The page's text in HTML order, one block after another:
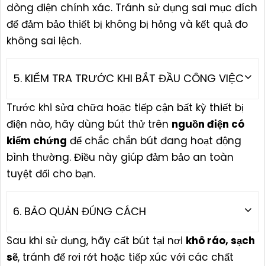
dòng điện chính xác. Tránh sử dụng sai mục đích
để đảm bảo thiết bị không bị hỏng và kết quả đo
không sai lệch.
5. KIỂM TRA TRƯỚC KHI BẮT ĐẦU CÔNG VIỆC
Trước khi sửa chữa hoặc tiếp cận bất kỳ thiết bị
điện nào, hãy dùng bút thử trên nguồn điện có
kiểm chứng để chắc chắn bút đang hoạt động
bình thường. Điều này giúp đảm bảo an toàn
tuyệt đối cho bạn.
6. BẢO QUẢN ĐÚNG CÁCH
Sau khi sử dụng, hãy cất bút tại nơi khô ráo, sạch
sẽ, tránh để rơi rớt hoặc tiếp xúc với các chất